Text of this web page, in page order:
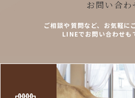
お問い合わ
ご相談や質問など、お気軽に
LINEでお問い合わせも